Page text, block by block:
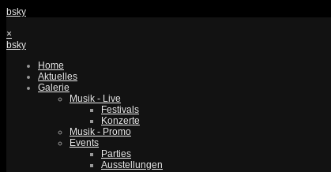
bsky
×
bsky
Home
Aktuelles
Galerie
Musik - Live
Festivals
Konzerte
Musik - Promo
Events
Parties
Ausstellungen